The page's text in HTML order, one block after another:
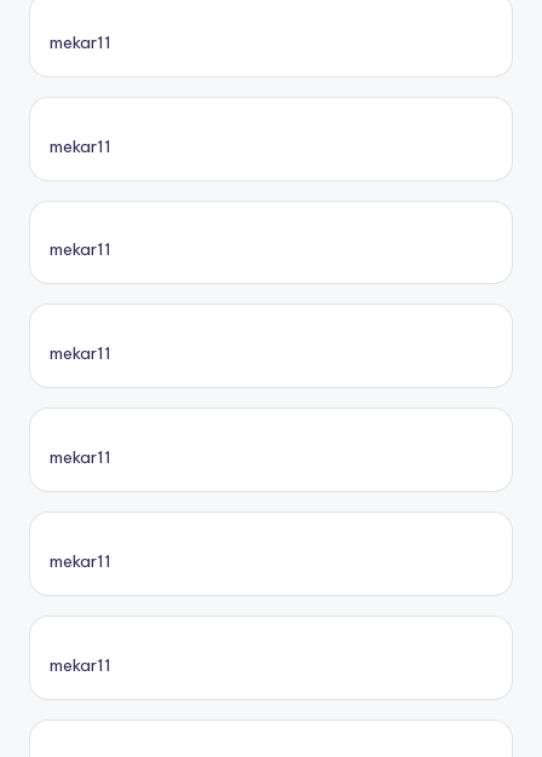
mekar11
mekar11
mekar11
mekar11
mekar11
mekar11
mekar11